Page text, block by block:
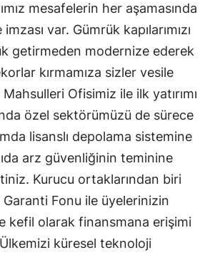
mesafelerin her aşamasında
var. Gümrük kapılarımızı
getirmeden modernize ederek
kırmamıza sizler vesile
Ofisimiz ile ilk yatırımı
özel sektörümüzü de sürece
lisanslı depolama sistemine
arz güvenliğinin teminine
Kurucu ortaklarından biri
Fonu ile üyelerinizin
kefil olarak finansmana erişimi
Ülkemizi küresel teknoloji